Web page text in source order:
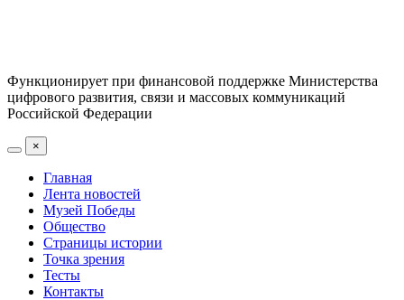
Функционирует при финансовой поддержке Министерства
цифрового развития, связи и массовых коммуникаций
Российской Федерации
×
Главная
Лента новостей
Музей Победы
Общество
Страницы истории
Точка зрения
Тесты
Контакты